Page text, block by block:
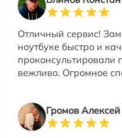
Отличный сервис!
ноутбуке быстро и
проконсультировали
вежливо. Огромное
Громов Алексей